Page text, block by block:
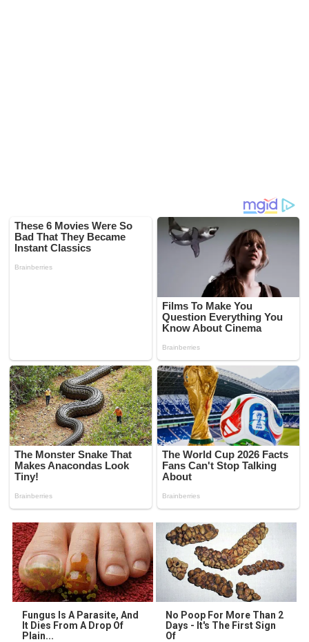
Fungus Is A Parasite, And
It Dies From A Drop Of
Plain...
No Poop For More Than 2
Days - It's The First Sign
Of